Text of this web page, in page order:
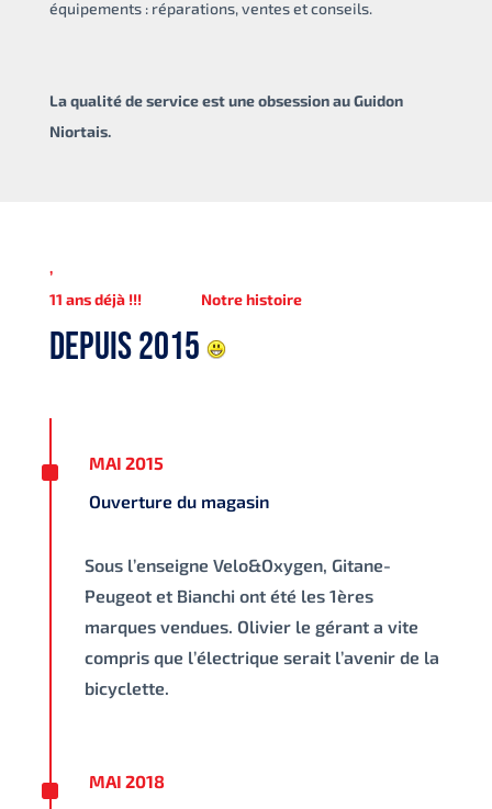
équipements : réparations, ventes et conseils.
La qualité de service est une obsession au Guidon
Niortais.
,
11 ans déjà !!! Notre histoire
DEPUIS 2015
^
MAI 2015
Ouverture du magasin
Sous l’enseigne Velo&Oxygen, Gitane-
Peugeot et Bianchi ont été les 1ères
marques vendues. Olivier le gérant a vite
compris que l’électrique serait l’avenir de la
bicyclette.
^
MAI 2018